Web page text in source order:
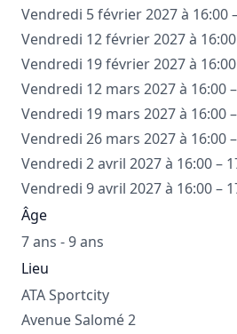
Vendredi 5 février 2027 à 16:00
Vendredi 12 février 2027 à
Vendredi 19 février 2027 à
Vendredi 12 mars 2027 à 16:00
Vendredi 19 mars 2027 à 16:00
Vendredi 26 mars 2027 à 16:00
Vendredi 2 avril 2027 à 16:00 –
Vendredi 9 avril 2027 à 16:00 –
Âge
7 ans - 9 ans
Lieu
ATA Sportcity
Avenue Salomé 2